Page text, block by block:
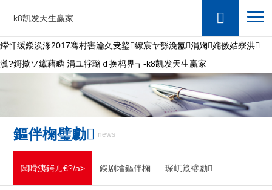
鑻忓缓鍐涘湪2017骞村害瀹夊叏鐜繚宸ヤ綔浼氳涓婅姹傚姞寮洪
瀵?鎶撳ソ钀藉疄 涓ユ牸璐ｄ换杩界┒-k8凯发天生赢家
k8凯发天生赢家
鏂伴椈璧勮 news
闆嗗洟鍔ㄦ€?/a> 鍥剧墖鏂伴椈 琛屼笟璧勮